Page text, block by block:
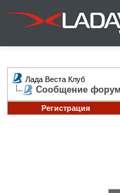
Лада Веста Клуб
Сообщение
Регистрация